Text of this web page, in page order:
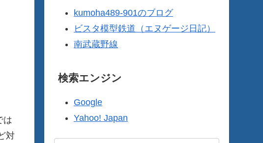
は
対
kumoha489-901のブログ
ビスタ模型鉄道（エヌゲージ日記）
南武蔵野線
検索エンジン
Google
Yahoo! Japan